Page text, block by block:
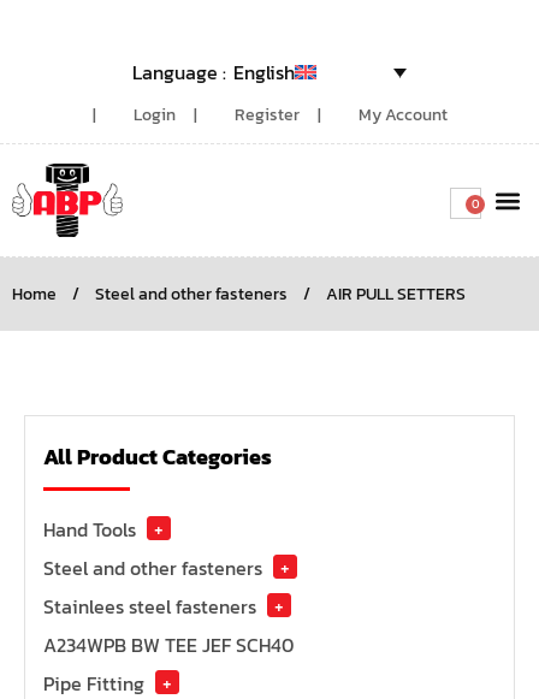
English
Login Register My Account
0
Home / Steel and other fasteners / AIR PULL SETTERS
All Product Categories
Hand Tools
+
Steel and other fasteners
+
Stainlees steel fasteners
+
A234WPB BW TEE JEF SCH40
Pipe Fitting
+